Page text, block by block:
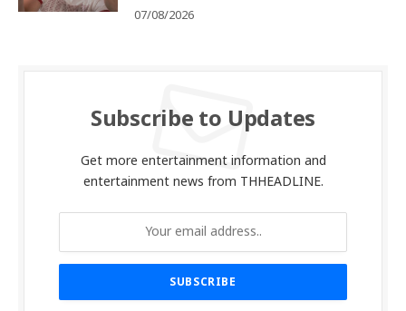
07/08/2026
Subscribe to Updates
Get more entertainment information and
entertainment news from THHEADLINE.